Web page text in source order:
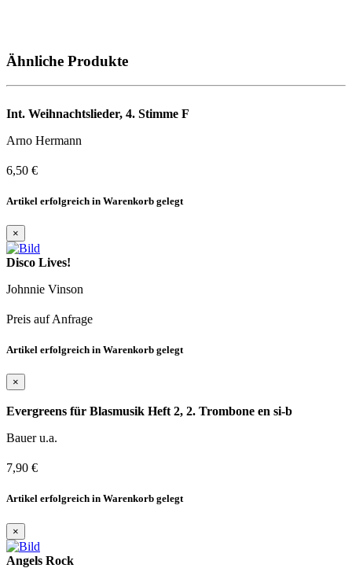
Ähnliche Produkte
Int. Weihnachtslieder, 4. Stimme F
Arno Hermann
6,50 €
Artikel erfolgreich in Warenkorb gelegt
×
Disco Lives!
Johnnie Vinson
Preis auf Anfrage
Artikel erfolgreich in Warenkorb gelegt
×
Evergreens für Blasmusik Heft 2, 2. Trombone en si-b
Bauer u.a.
7,90 €
Artikel erfolgreich in Warenkorb gelegt
×
Angels Rock